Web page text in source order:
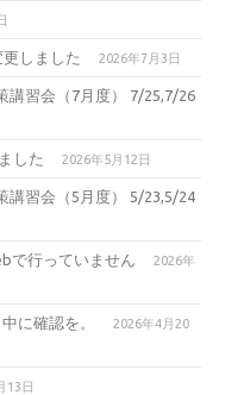
しました 2026年7月3日
講習会（7月度） 7/25,7/26
した 2026年5月12日
講習会（5月度） 5/23,5/24
で行っていません
2026年
に確認を。
2026年4月20
13日